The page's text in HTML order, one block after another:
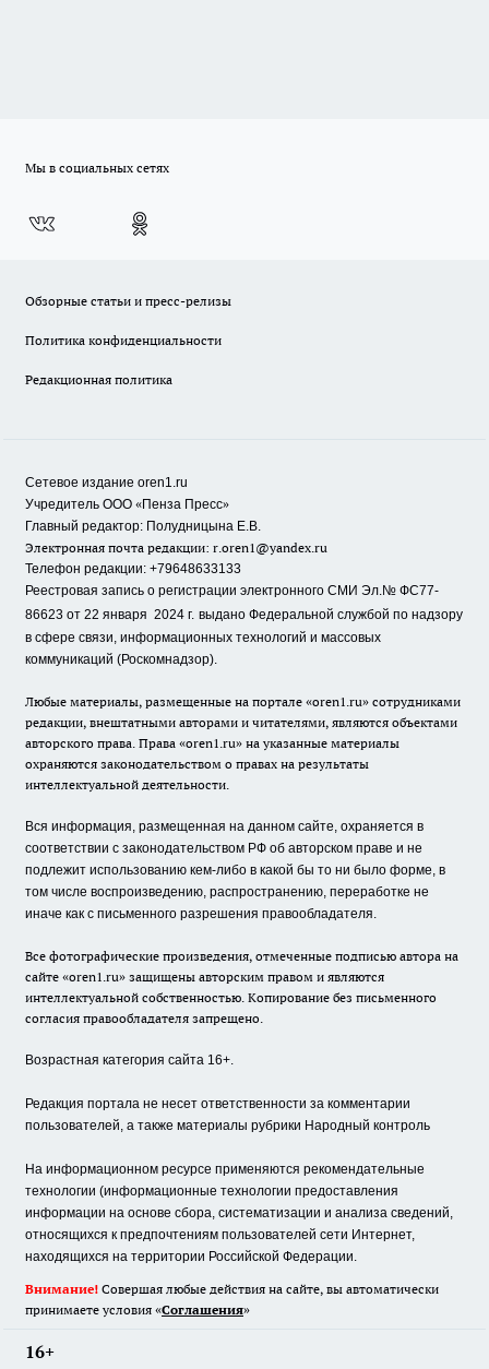
Мы в социальных сетях
Обзорные статьи и пресс-релизы
Политика конфиденциальности
Редакционная политика
Сетевое издание oren1.ru
Учредитель ООО «Пенза Пресс»
Главный редактор: Полудницына Е.В.
Электронная почта редакции: r.oren1@yandex.ru
Телефон редакции: +79648633133
Реестровая запись о регистрации электронного СМИ Эл.№ ФС77-
86623 от 22 января 2024 г. выдано Федеральной службой по надзору
в сфере связи, информационных технологий и массовых
коммуникаций (Роскомнадзор).
Любые материалы, размещенные на портале «oren1.ru» сотрудниками
редакции, внештатными авторами и читателями, являются объектами
авторского права. Права «oren1.ru» на указанные материалы
охраняются законодательством о правах на результаты
интеллектуальной деятельности.
Вся информация, размещенная на данном сайте, охраняется в
соответствии с законодательством РФ об авторском праве и не
подлежит использованию кем-либо в какой бы то ни было форме, в
том числе воспроизведению, распространению, переработке не
иначе как с письменного разрешения правообладателя.
Все фотографические произведения, отмеченные подписью автора на
сайте «oren1.ru» защищены авторским правом и являются
интеллектуальной собственностью. Копирование без письменного
согласия правообладателя запрещено.
Возрастная категория сайта 16+.
Редакция портала не несет ответственности за комментарии
пользователей, а также материалы рубрики Народный контроль
На информационном ресурсе применяются рекомендательные
технологии (информационные технологии предоставления
информации на основе сбора, систематизации и анализа сведений,
относящихся к предпочтениям пользователей сети Интернет,
находящихся на территории Российской Федерации.
Внимание! Совершая любые действия на сайте, вы автоматически
принимаете условия «Cоглашения»
16+